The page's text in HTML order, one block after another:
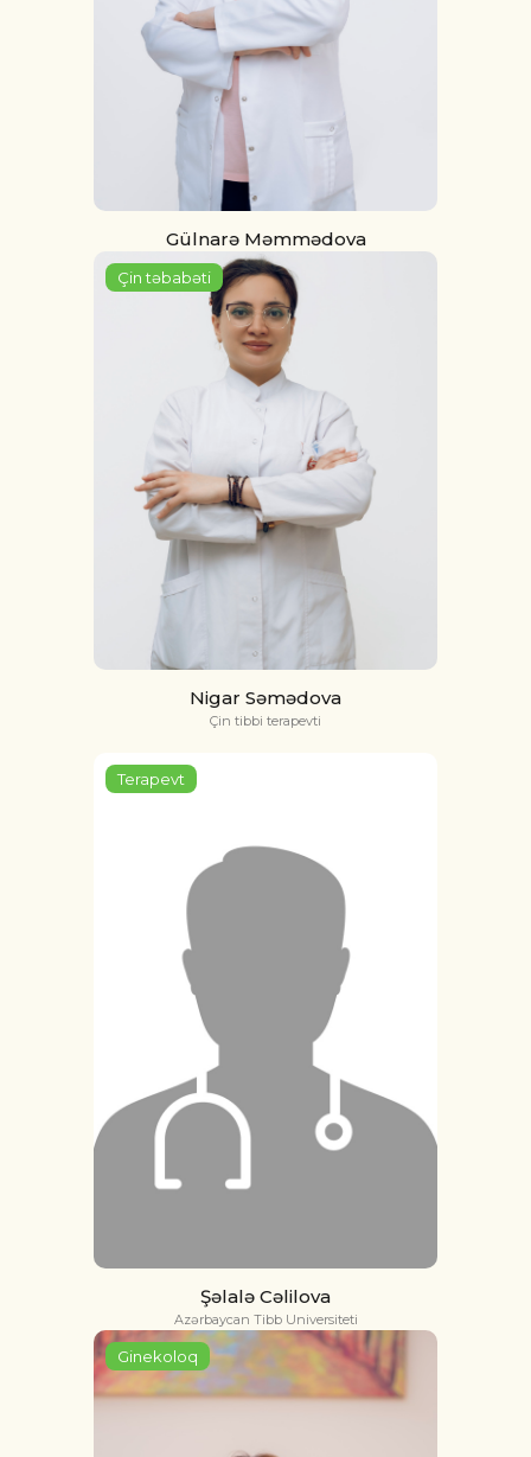
Gülnarə Məmmədova
Nigar Səmədova
Çin təbabəti
Çin tibbi terapevti
Şəlalə Cəlilova
Terapevt
Azərbaycan Tibb Universiteti
Ginekoloq